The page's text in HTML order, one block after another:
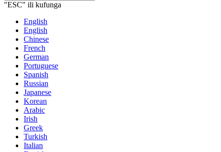
"ESC" ili kufunga
English
English
Chinese
French
German
Portuguese
Spanish
Russian
Japanese
Korean
Arabic
Irish
Greek
Turkish
Italian